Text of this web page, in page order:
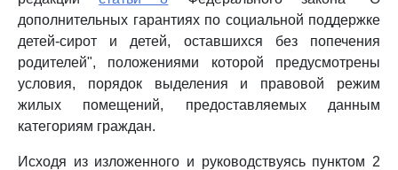
дополнительных гарантиях по социальной поддержке
детей-сирот и детей, оставшихся без попечения
родителей", положениями которой предусмотрены
условия, порядок выделения и правовой режим
жилых помещений, предоставляемых данным
категориям граждан.
Исходя из изложенного и руководствуясь пунктом 2